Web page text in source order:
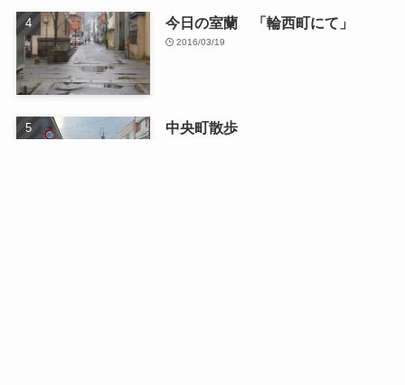
今日の室蘭 「輪西町にて」
2016/03/19
中央町散歩